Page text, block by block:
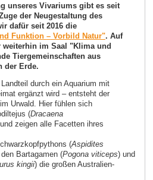
unseres Vivariums gibt es seit
der Neugestaltung des
dafür seit 2016 die
Funktion –Vorbild Natur". Auf
weiterhin im Saal "Klima und
Tiergemeinschaften aus
der Erde.
durch ein Aquarium mit
ergänzt wird – entsteht der
Urwald. Hier fühlen sich
(Dracaena
zeigen alle Facetten ihres
(Aspidites
Bartagamen (Pogona viticeps) und
kingii) die großen Australien-